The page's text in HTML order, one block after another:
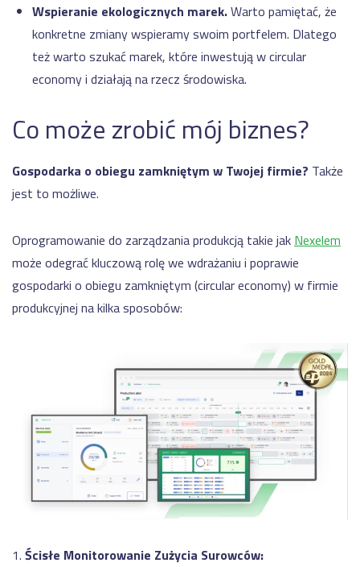
Wspieranie ekologicznych marek.Warto pamiętać, że
konkretne zmiany wspieramy swoim portfelem. Dlatego
też warto szukać marek, które inwestują w circular
economy i działają na rzecz środowiska.
Co może zrobić mój biznes?
Gospodarka o obiegu zamkniętym w Twojej firmie? Także
jest to możliwe.
Oprogramowanie do zarządzania produkcją takie jak Nexelem
może odegrać kluczową rolę we wdrażaniu i poprawie
gospodarki o obiegu zamkniętym (circular economy) w firmie
produkcyjnej na kilka sposobów:
1. Ścisłe Monitorowanie Zużycia Surowców: